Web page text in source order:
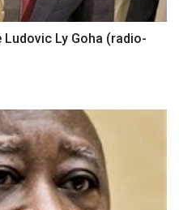
Ludovic Ly Goha (radio-